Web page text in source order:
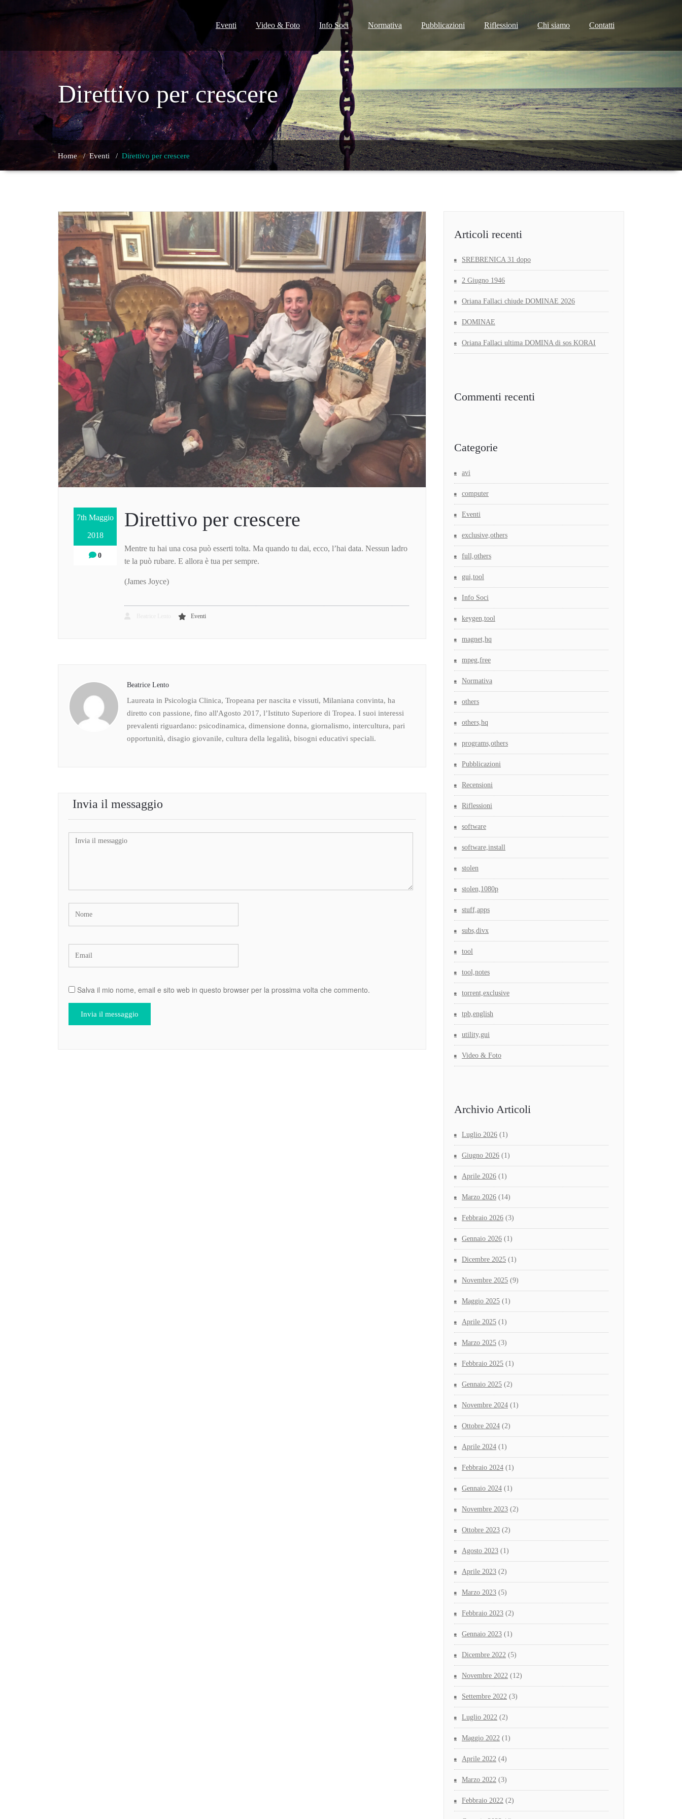
Eventi Video & Foto Info Soci Normativa Pubblicazioni Riflessioni Chi siamo Contatti
Direttivo per crescere
Home/Eventi / Direttivo per crescere
7th Maggio
2018
0
Direttivo per crescere
Mentre tu hai una cosa può esserti tolta. Ma quando tu dai, ecco, l’hai data. Nessun ladro
te la può rubare. E allora è tua per sempre.
(James Joyce)
Eventi
Beatrice Lento
Laureata in Psicologia Clinica, Tropeana per nascita e vissuti, Milaniana convinta, ha
diretto con passione, fino all'Agosto 2017, l’Istituto Superiore di Tropea. I suoi interessi
prevalenti riguardano: psicodinamica, dimensione donna, giornalismo, intercultura, pari
opportunità, disagio giovanile, cultura della legalità, bisogni educativi speciali.
Invia il messaggio
Salva il mio nome, email e sito web in questo browser per la prossima volta che commento.
Articoli recenti
SREBRENICA 31 dopo
2 Giugno 1946
Oriana Fallaci chiude DOMINAE 2026
DOMINAE
Oriana Fallaci ultima DOMINA di sos KORAI
Commenti recenti
Categorie
avi
computer
Eventi
exclusive,others
full,others
gui,tool
Info Soci
keygen,tool
magnet,hq
mpeg,free
Normativa
others
others,hq
programs,others
Pubblicazioni
Recensioni
Riflessioni
software
software,install
stolen
stolen,1080p
stuff,apps
subs,divx
tool
tool,notes
torrent,exclusive
tpb,english
utility,gui
Video & Foto
Archivio Articoli
Luglio 2026 (1)
Giugno 2026 (1)
Aprile 2026 (1)
Marzo 2026 (14)
Febbraio 2026 (3)
Gennaio 2026 (1)
Dicembre 2025 (1)
Novembre 2025 (9)
Maggio 2025 (1)
Aprile 2025 (1)
Marzo 2025 (3)
Febbraio 2025 (1)
Gennaio 2025 (2)
Novembre 2024 (1)
Ottobre 2024 (2)
Aprile 2024 (1)
Febbraio 2024 (1)
Gennaio 2024 (1)
Novembre 2023 (2)
Ottobre 2023 (2)
Agosto 2023 (1)
Aprile 2023 (2)
Marzo 2023 (5)
Febbraio 2023 (2)
Gennaio 2023 (1)
Dicembre 2022 (5)
Novembre 2022 (12)
Settembre 2022 (3)
Luglio 2022 (2)
Maggio 2022 (1)
Aprile 2022 (4)
Marzo 2022 (3)
Febbraio 2022 (2)